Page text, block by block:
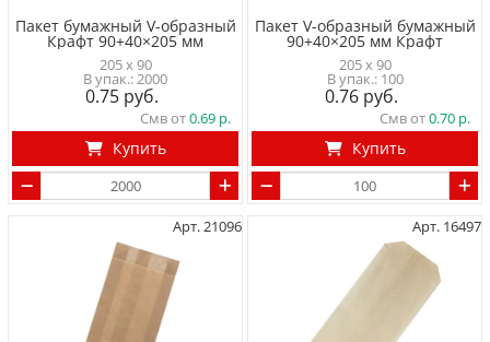
Пакет бумажный V-образный
Крафт 90+40×205 мм
205 x 90
2000
0.75
Смв от0.69
Купить
Пакет V-образный бумажный
90+40×205 мм Крафт
205 x 90
100
0.76
Смв от0.70
Купить
Арт. 21096 Арт. 16497